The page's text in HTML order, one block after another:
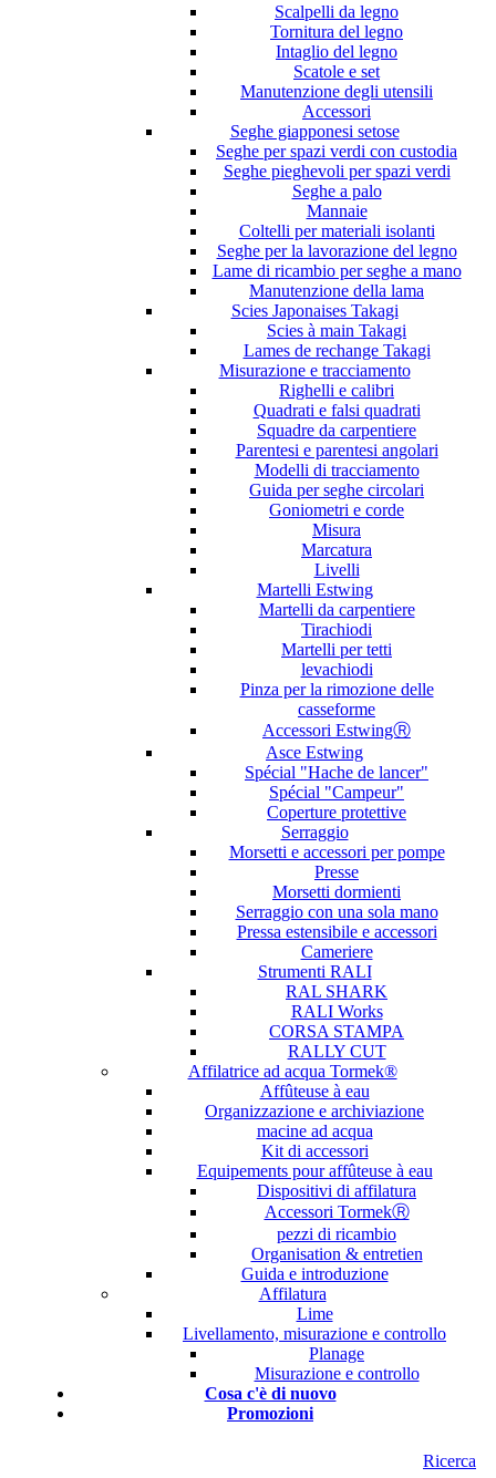
Scalpelli da legno
Tornitura del legno
Intaglio del legno
Scatole e set
Manutenzione degli utensili
Accessori
Seghe giapponesi setose
Seghe per spazi verdi con custodia
Seghe pieghevoli per spazi verdi
Seghe a palo
Mannaie
Coltelli per materiali isolanti
Seghe per la lavorazione del legno
Lame di ricambio per seghe a mano
Manutenzione della lama
Scies Japonaises Takagi
Scies à main Takagi
Lames de rechange Takagi
Misurazione e tracciamento
Righelli e calibri
Quadrati e falsi quadrati
Squadre da carpentiere
Parentesi e parentesi angolari
Modelli di tracciamento
Guida per seghe circolari
Goniometri e corde
Misura
Marcatura
Livelli
Martelli Estwing
Martelli da carpentiere
Tirachiodi
Martelli per tetti
levachiodi
Pinza per la rimozione delle
casseforme
Accessori EstwingⓇ
Asce Estwing
Spécial "Hache de lancer"
Spécial "Campeur"
Coperture protettive
Serraggio
Morsetti e accessori per pompe
Presse
Morsetti dormienti
Serraggio con una sola mano
Pressa estensibile e accessori
Cameriere
Strumenti RALI
RAL SHARK
RALI Works
CORSA STAMPA
RALLY CUT
Affilatrice ad acqua Tormek®
Affûteuse à eau
Organizzazione e archiviazione
macine ad acqua
Kit di accessori
Equipements pour affûteuse à eau
Dispositivi di affilatura
Accessori TormekⓇ
pezzi di ricambio
Organisation & entretien
Guida e introduzione
Affilatura
Lime
Livellamento, misurazione e controllo
Planage
Misurazione e controllo
Cosa c'è di nuovo
Promozioni
Ricerca